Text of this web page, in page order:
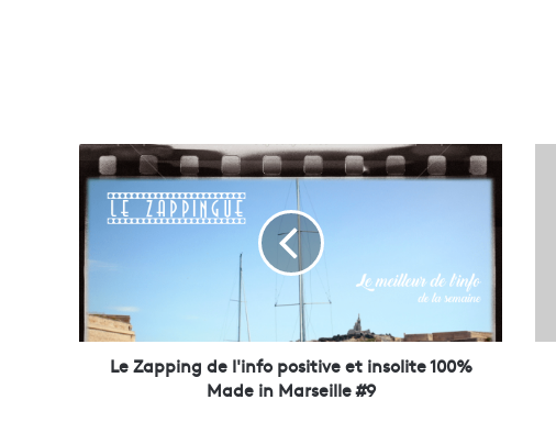
L
e
Z
a
p
p
n
g
Le Zapping de l'info positive et insolite 100%
Made in Marseille #9
s